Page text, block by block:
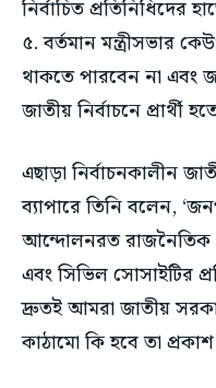
নির্বাচিত প্রতিনিধিদের
৫. বর্তমান মন্ত্রীসভার
থাকতে পারবেন না এবং
জাতীয় নির্বাচনে প্রার্থী
এছাড়া নির্বাচনকালীন
ব্যাপারে তিনি বলেন,
আন্দোলনরত রাজনৈতিক
এবং সিভিল সোসাইটির
দ্রুতই আমরা জাতীয়
কাঠামো কি হবে তা